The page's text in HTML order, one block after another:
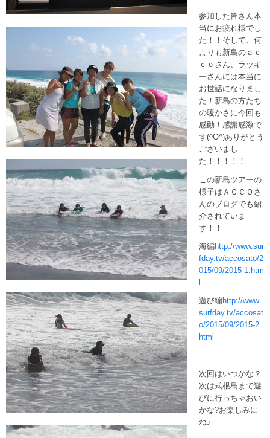
参加した皆さん本
当にお疲れ様でし
た！！そして、何
よりも新島のａｃ
ｃｏさん、ラッキ
ーさんには本当に
お世話になりまし
た！新島の方たち
の暖かさに今回も
感動！感謝感激で
す(^O^)ありがとう
ございまし
た！！！！！
この新島ツアーの
様子はＡＣＣＯさ
んのブログでも紹
介されていま
す！！
海編http://www.sur
fday.tv/accosato/2
015/09/2015-1.htm
遊び編http://www.
surfday.tv/accosat
o/2015/09/2015-2.
html
次回はいつかな？
次は式根島まで遊
びに行っちゃおい
かな?お楽しみに
ね♪